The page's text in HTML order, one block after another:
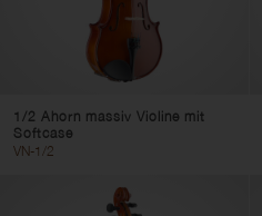
1/2 Ahorn massiv Violine mit
Softcase
VN-1/2